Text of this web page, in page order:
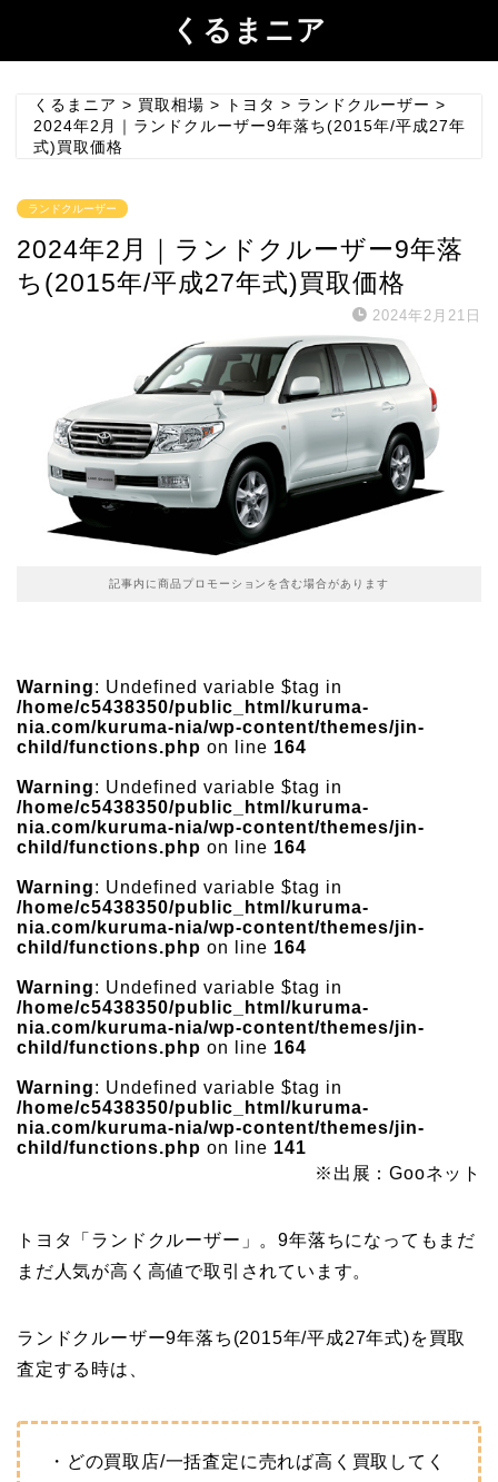
くるまニア
くるまニア > 買取相場 > トヨタ > ランドクルーザー >
2024年2月｜ランドクルーザー9年落ち(2015年/平成27年
式)買取価格
ランドクルーザー
2024年2月｜ランドクルーザー9年落
ち(2015年/平成27年式)買取価格
2024年2月21日
記事内に商品プロモーションを含む場合があります
Warning: Undefined variable $tag in
/home/c5438350/public_html/kuruma-
nia.com/kuruma-nia/wp-content/themes/jin-
child/functions.php on line 164
Warning: Undefined variable $tag in
/home/c5438350/public_html/kuruma-
nia.com/kuruma-nia/wp-content/themes/jin-
child/functions.php on line 164
Warning: Undefined variable $tag in
/home/c5438350/public_html/kuruma-
nia.com/kuruma-nia/wp-content/themes/jin-
child/functions.php on line 164
Warning: Undefined variable $tag in
/home/c5438350/public_html/kuruma-
nia.com/kuruma-nia/wp-content/themes/jin-
child/functions.php on line 164
Warning: Undefined variable $tag in
/home/c5438350/public_html/kuruma-
nia.com/kuruma-nia/wp-content/themes/jin-
child/functions.php on line 141
※出展：Gooネット
トヨタ「ランドクルーザー」。9年落ちになってもまだ
まだ人気が高く高値で取引されています。
ランドクルーザー9年落ち(2015年/平成27年式)を買取
査定する時は、
・どの買取店/一括査定に売れば高く買取してく